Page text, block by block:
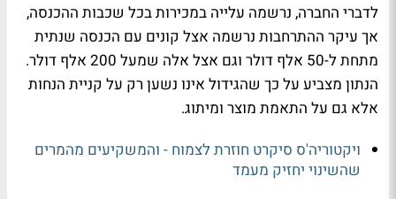
לדברי החברה, נרשמה עלייה במכירות בכל שכבות ההכנסה,
אך עיקר ההתרחבות נרשמה אצל קונים עם הכנסה שנתית
מתחת ל-50 אלף דולר וגם אצל אלה שמעל 200 אלף דולר.
הנתון מצביע על כך שהגידול אינו נשען רק על קניית הנחות
אלא גם על התאמת מוצר ומיתוג.
ויקטוריה'ס סיקרט חוזרת לצמוח - והמשקיעים מהמרים
שהשינוי יחזיק מעמד